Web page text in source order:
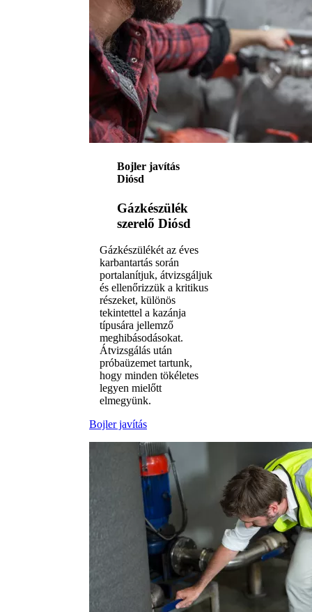
Bojler javítás
Diósd
Gázkészülék
szerelő Diósd
Gázkészülékét az éves
karbantartás során
portalanítjuk, átvizsgáljuk
és ellenőrizzük a kritikus
részeket, különös
tekintettel a kazánja
típusára jellemző
meghibásodásokat.
Átvizsgálás után
próbaüzemet tartunk,
hogy minden tökéletes
legyen mielőtt
elmegyünk.
Bojler javítás